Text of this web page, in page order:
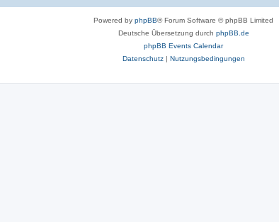
Powered by phpBB® Forum Software © phpBB Limited
Deutsche Übersetzung durch phpBB.de
phpBB Events Calendar
Datenschutz| Nutzungsbedingungen